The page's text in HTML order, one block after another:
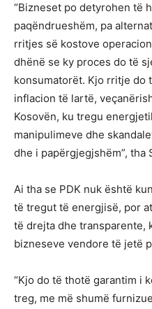
“Bizneset po detyrohen të
paqëndrueshëm, pa
rritjes së kostove
dhënë se ky proces do të
konsumatorët. Kjo rritje do
inflacion të lartë,
Kosovën, ku tregu
manipulimeve dhe
dhe i papërgjegjshëm”, tha
Ai tha se PDK nuk është
të tregut të energjisë, por
të drejta dhe transparente,
bizneseve vendore të jetë
“Kjo do të thotë garantim i
treg, me më shumë